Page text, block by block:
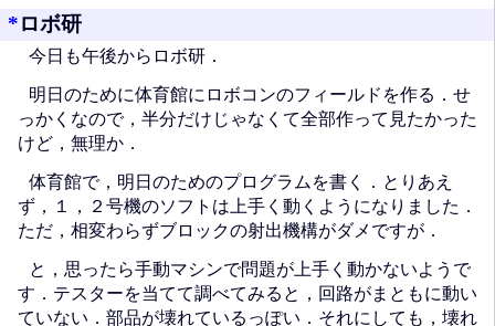
*ロボ研
今日も午後からロボ研．
明日のために体育館にロボコンのフィールドを作る．せ
っかくなので，半分だけじゃなくて全部作って見たかった
けど，無理か．
体育館で，明日のためのプログラムを書く．とりあえ
ず，１，２号機のソフトは上手く動くようになりました．
ただ，相変わらずブロックの射出機構がダメですが．
と，思ったら手動マシンで問題が上手く動かないようで
す．テスターを当てて調べてみると，回路がまともに動い
ていない．部品が壊れているっぽい．それにしても，壊れ